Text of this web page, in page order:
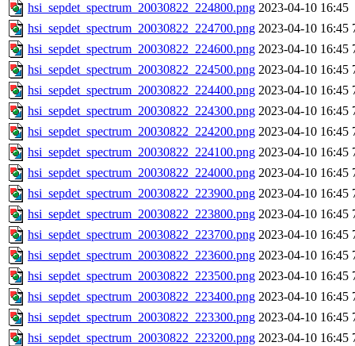
hsi_sepdet_spectrum_20030822_224800.png 2023-04-10 16:45
hsi_sepdet_spectrum_20030822_224700.png 2023-04-10 16:45
hsi_sepdet_spectrum_20030822_224600.png 2023-04-10 16:45
hsi_sepdet_spectrum_20030822_224500.png 2023-04-10 16:45
hsi_sepdet_spectrum_20030822_224400.png 2023-04-10 16:45
hsi_sepdet_spectrum_20030822_224300.png 2023-04-10 16:45
hsi_sepdet_spectrum_20030822_224200.png 2023-04-10 16:45
hsi_sepdet_spectrum_20030822_224100.png 2023-04-10 16:45
hsi_sepdet_spectrum_20030822_224000.png 2023-04-10 16:45
hsi_sepdet_spectrum_20030822_223900.png 2023-04-10 16:45
hsi_sepdet_spectrum_20030822_223800.png 2023-04-10 16:45
hsi_sepdet_spectrum_20030822_223700.png 2023-04-10 16:45
hsi_sepdet_spectrum_20030822_223600.png 2023-04-10 16:45
hsi_sepdet_spectrum_20030822_223500.png 2023-04-10 16:45
hsi_sepdet_spectrum_20030822_223400.png 2023-04-10 16:45
hsi_sepdet_spectrum_20030822_223300.png 2023-04-10 16:45
hsi_sepdet_spectrum_20030822_223200.png 2023-04-10 16:45